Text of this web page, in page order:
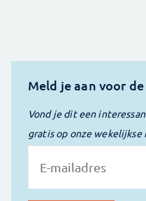
Meld je aan voor
Vond je dit een
gratis op onze wekelijkse